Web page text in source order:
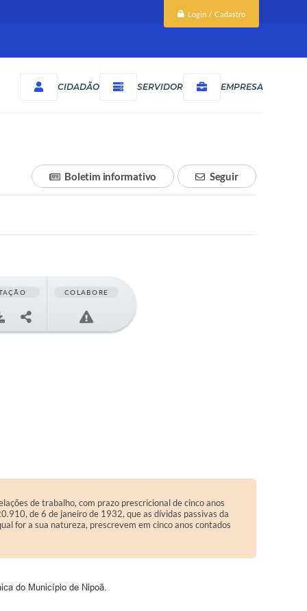
Login / Cadastro
CIDADÃO SERVIDOR EMPRESA
Seguir
Boletim informativo
COLABORE
de trabalho, com prazo prescricional de cinco anos
de 6 de janeiro de 1932, que as dívidas passivas da
for a sua natureza, prescrevem em cinco anos contados
do Município de Nipoã.